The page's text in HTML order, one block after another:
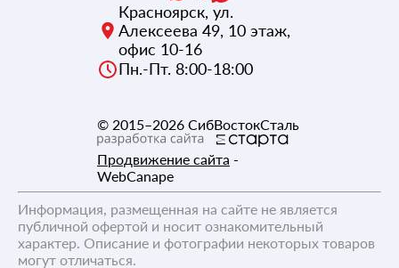
Красноярск, ул.
Алексеева 49, 10 этаж,
офис 10-16
Пн.-Пт. 8:00-18:00
© 2015–2026 СибВостокСталь
Продвижение сайта -
WebCanape
Информация, размещенная на сайте не является
публичной офертой и носит ознакомительный
характер. Описание и фотографии некоторых товаров
могут отличаться.